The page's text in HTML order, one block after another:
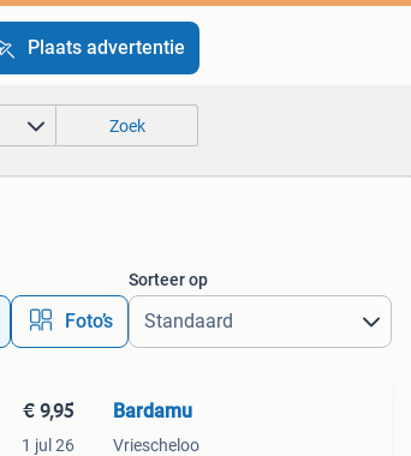
Plaats advertentie
Zoek
Foto’s
Sorteer op
€ 9,95
1 jul 26
Bardamu
Vriescheloo